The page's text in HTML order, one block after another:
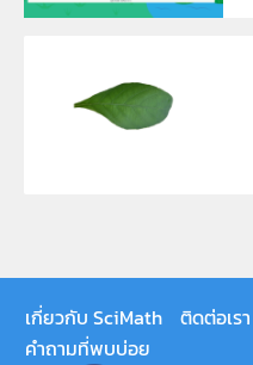
เกี่ยวกับ SciMath ติดต่อเรา
คำถามที่พบบ่อย